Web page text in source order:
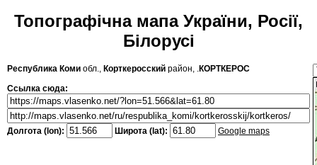
Топографічна мапа України, Росії,
Білорусі
Республика Коми обл., Корткеросский район, .КОРТКЕРОС
Ссылка сюда:
Долгота (lon): Широта (lat): Google maps